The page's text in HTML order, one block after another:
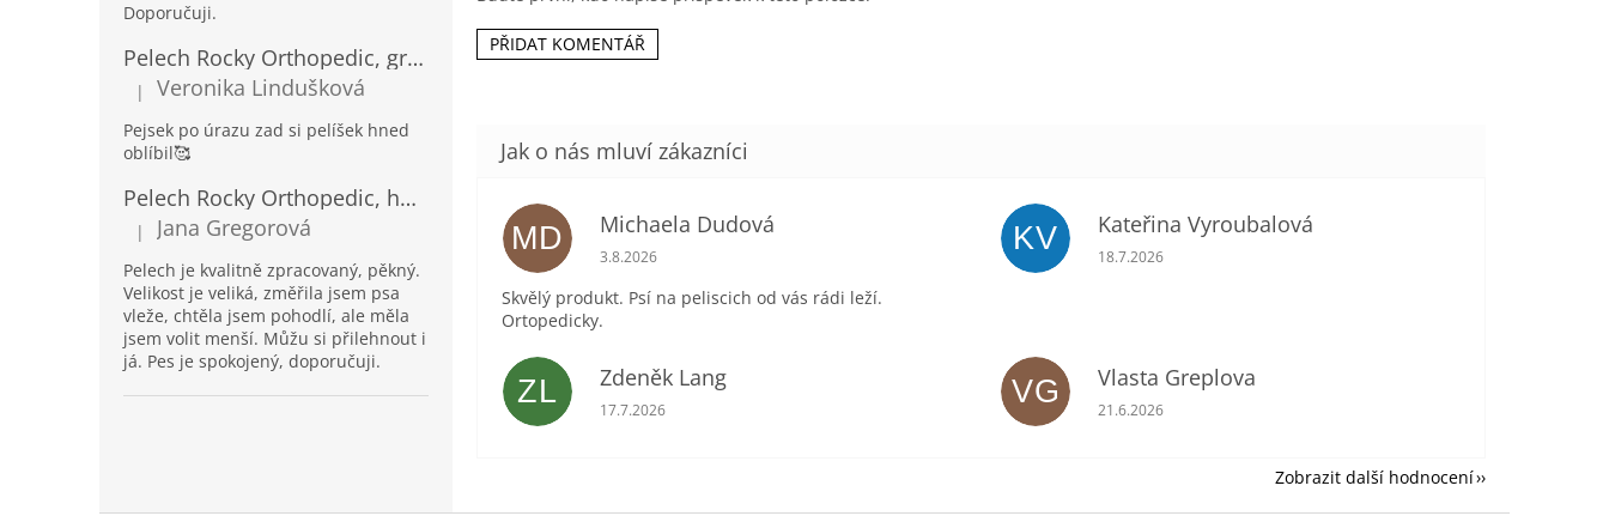
Doporučuji.
Pelech Rocky Orthopedic, grafit
Hodnocení produktu je 5 z 5 hvězdiček.
| Veronika Lindušková
Pejsek po úrazu zad si pelíšek hned
oblíbil🥰
Pelech Rocky Orthopedic, hnědý
Hodnocení produktu je 5 z 5 hvězdiček.
| Jana Gregorová
Pelech je kvalitně zpracovaný, pěkný.
Velikost je veliká, změřila jsem psa
vleže, chtěla jsem pohodlí, ale měla
jsem volit menší. Můžu si přilehnout i
já. Pes je spokojený, doporučuji.
PŘIDAT KOMENTÁŘ
MD Michaela Dudová
Hodnocení obchodu je 5 z 5 hvězdiček.
3.8.2026
Skvělý produkt. Psí na peliscich od vás rádi leží.
Ortopedicky.
KV Kateřina Vyroubalová
Hodnocení obchodu je 5 z 5 hvězdiček.
18.7.2026
ZL Zdeněk Lang
Hodnocení obchodu je 5 z 5 hvězdiček.
17.7.2026
VG Vlasta Greplova
Hodnocení obchodu je 5 z 5 hvězdiček.
21.6.2026
Zobrazit další hodnocení